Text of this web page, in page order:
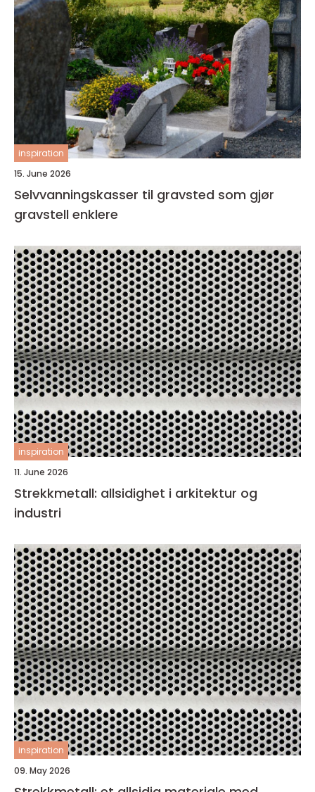
inspiration
15. June 2026
Selvvanningskasser til gravsted som gjør
gravstell enklere
inspiration
11. June 2026
Strekkmetall: allsidighet i arkitektur og
industri
inspiration
09. May 2026